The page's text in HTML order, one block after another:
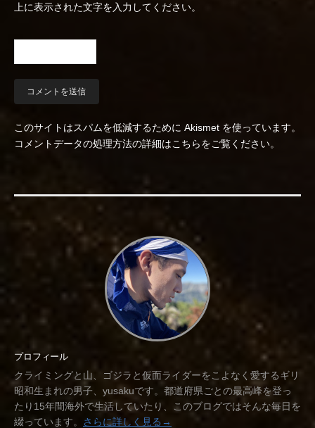
上に表示された文字を入力してください。
このサイトはスパムを低減するために Akismet を使っています。
コメントデータの処理方法の詳細はこちらをご覧ください。
プロフィール
クライミングと山、ゴジラと仮面ライダーをこよなく愛するギリ
昭和生まれの男子、yusakuです。都道府県ごとの最高峰を登っ
たり15年間海外で生活していたり、このブログではそんな毎日を
綴っています。
さらに詳しく見る→